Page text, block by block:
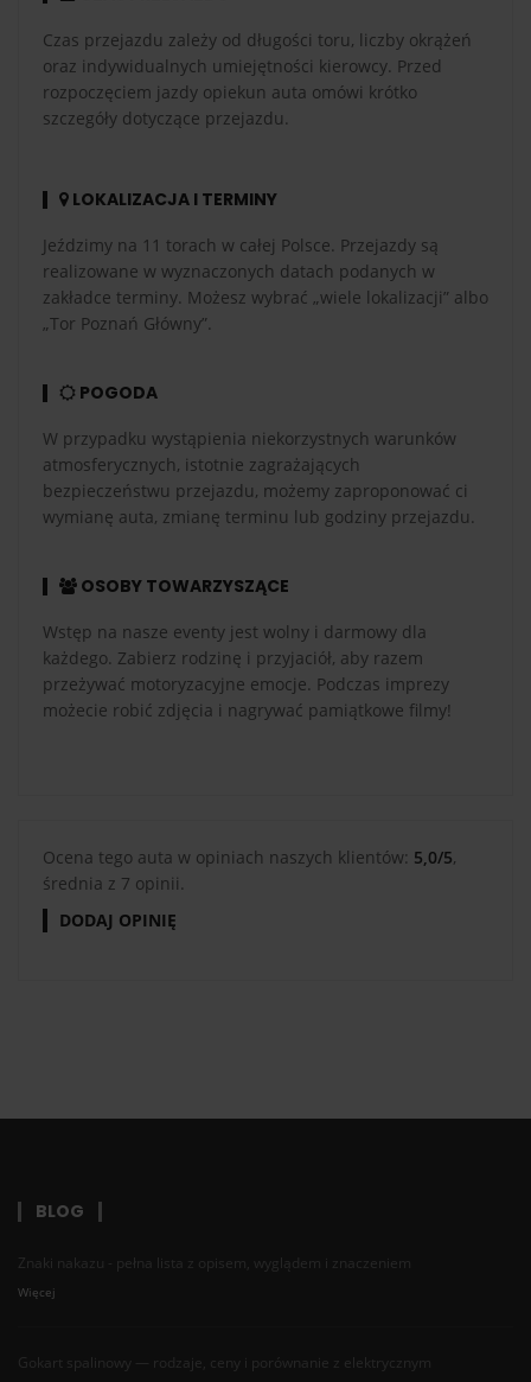
Czas przejazdu zależy od długości toru, liczby okrążeń
oraz indywidualnych umiejętności kierowcy. Przed
rozpoczęciem jazdy opiekun auta omówi krótko
szczegóły dotyczące przejazdu.
LOKALIZACJA I TERMINY
Jeździmy na 11 torach w całej Polsce. Przejazdy są
realizowane w wyznaczonych datach podanych w
zakładce terminy. Możesz wybrać „wiele lokalizacji” albo
„Tor Poznań Główny”.
POGODA
W przypadku wystąpienia niekorzystnych warunków
atmosferycznych, istotnie zagrażających
bezpieczeństwu przejazdu, możemy zaproponować ci
wymianę auta, zmianę terminu lub godziny przejazdu.
OSOBY TOWARZYSZĄCE
Wstęp na nasze eventy jest wolny i darmowy dla
każdego. Zabierz rodzinę i przyjaciół, aby razem
przeżywać motoryzacyjne emocje. Podczas imprezy
możecie robić zdjęcia i nagrywać pamiątkowe filmy!
Ocena tego auta w opiniach naszych klientów: 5,0/5,
średnia z 7 opinii.
DODAJ OPINIĘ
BLOG
Znaki nakazu - pełna lista z opisem, wyglądem i znaczeniem
Więcej
Gokart spalinowy — rodzaje, ceny i porównanie z elektrycznym